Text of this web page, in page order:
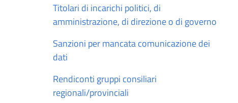
Titolari di incarichi politici, di
amministrazione, di direzione o di governo
Sanzioni per mancata comunicazione dei
dati
Rendiconti gruppi consiliari
regionali/provinciali